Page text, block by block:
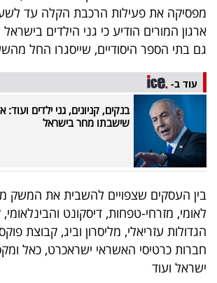
דרושים
מייל
אדום
פרסמו
באייס
עקבו
אחרינו:
ארגון המורים הודיע כי גני הילדים בישראל
גם בתי הספר היסודיים, שייסגרו החל מהשעה
עוד ב-
בנקים, קניונים, גני ילדים
שישבתו מחר בישראל
בין העסקים שצפויים להשבית את המשק
לאומי, מזרחי-טפחות, דיסקונט והבינלאומי,
הגדולות עזריאלי, מליסרון וביג, קבוצת
חברות כרטיסי האשראי ישראכרט, כאל
ישראל ועוד